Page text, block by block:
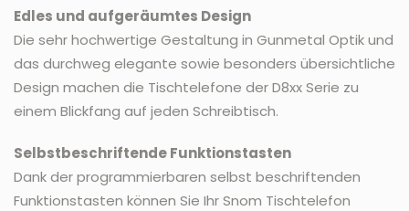
Edles und aufgeräumtes Design
Die sehr hochwertige Gestaltung in Gunmetal Optik und
das durchweg elegante sowie besonders übersichtliche
Design machen die Tischtelefone der D8xx Serie zu
einem Blickfang auf jeden Schreibtisch.
Selbstbeschriftende Funktionstasten
Dank der programmierbaren selbst beschriftenden
Funktionstasten können Sie Ihr Snom Tischtelefon